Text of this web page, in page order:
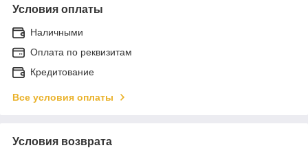
Условия оплаты
Наличными
Оплата по реквизитам
Кредитование
Все условия оплаты
Условия возврата